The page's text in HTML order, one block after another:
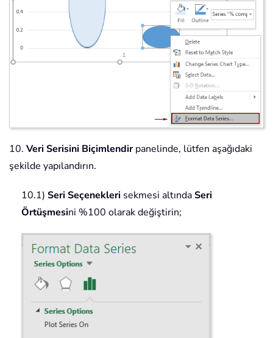
10. Veri Serisini Biçimlendirpanelinde, lütfen aşağıdaki
şekilde yapılandırın.
10.1) Seri Seçenekleri sekmesi altındaSeri
Örtüşmesini %100 olarak değiştirin;